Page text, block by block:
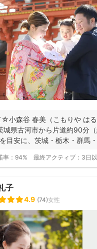
☆小森谷 春美（こもりや はる
城県古河市から片道約90分
目安に、茨城・栃木・群馬
率： 94% 最終アクティブ： 3日
子
4.9 (74)女性